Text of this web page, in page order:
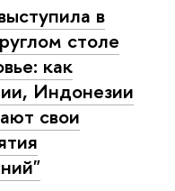
в
столе
как
Индонезии
свои